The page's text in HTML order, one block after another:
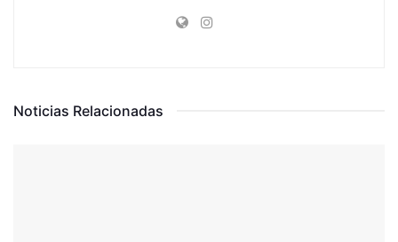
Noticias Relacionadas